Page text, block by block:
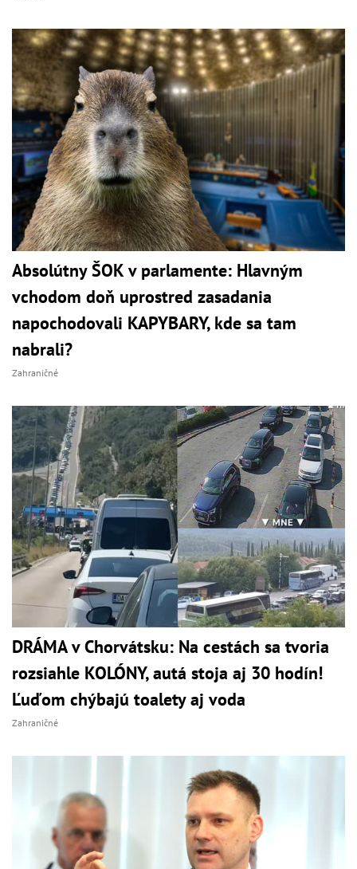
Absolútny ŠOK v parlamente: Hlavným
vchodom doň uprostred zasadania
napochodovali KAPYBARY, kde sa tam
nabrali?
Zahraničné
DRÁMA v Chorvátsku: Na cestách sa tvoria
rozsiahle KOLÓNY, autá stoja aj 30 hodín!
Ľuďom chýbajú toalety aj voda
Zahraničné